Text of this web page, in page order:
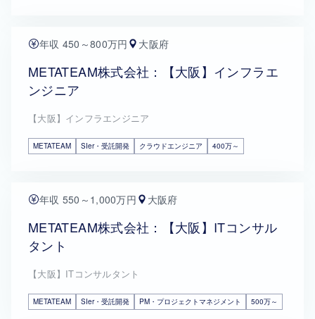
年収 450～800万円 大阪府
METATEAM株式会社：【大阪】インフラエ
ンジニア
【大阪】インフラエンジニア
METATEAM SIer・受託開発 クラウドエンジニア 400万～
年収 550～1,000万円 大阪府
METATEAM株式会社：【大阪】ITコンサル
タント
【大阪】ITコンサルタント
METATEAM SIer・受託開発 PM・プロジェクトマネジメント 500万～